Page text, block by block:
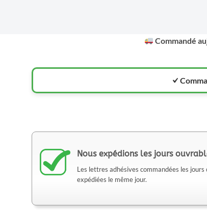
Commandé
Nous expédions les jours
Les lettres adhésives commandées les
expédiées le même jour.